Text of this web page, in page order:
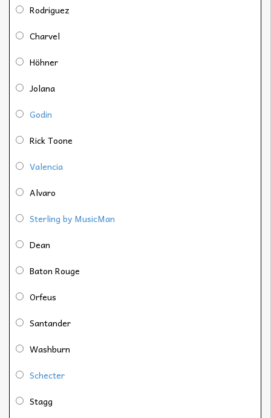
Rodriguez
Charvel
Höhner
Jolana
Godin
Rick Toone
Valencia
Alvaro
Sterling by MusicMan
Dean
Baton Rouge
Orfeus
Santander
Washburn
Schecter
Stagg